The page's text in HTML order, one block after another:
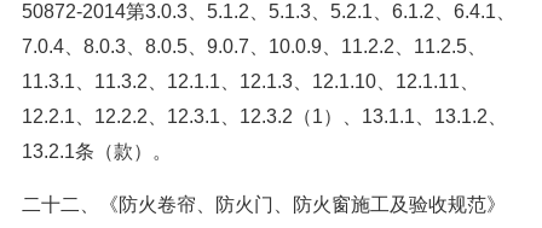
50872-2014第3.0.3、5.1.2、5.1.3、5.2.1、6.1.2、6.4.1、
7.0.4、8.0.3、8.0.5、9.0.7、10.0.9、11.2.2、11.2.5、
11.3.1、11.3.2、12.1.1、12.1.3、12.1.10、12.1.11、
12.2.1、12.2.2、12.3.1、12.3.2（1）、13.1.1、13.1.2、
13.2.1条（款）。
二十二、《防火卷帘、防火门、防火窗施工及验收规范》